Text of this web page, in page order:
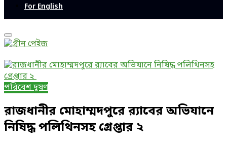
For English
Primary
Menu
পরিবেশ দূষণ
রাজধানীর মোহাম্মদপুরে র‌্যাবের অভিযানে
নিষিদ্ধ পলিথিনসহ গ্রেপ্তার ২